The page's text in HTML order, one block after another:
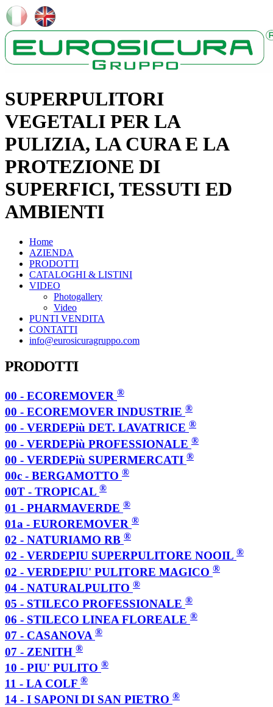
SUPERPULITORI
VEGETALI PER LA
PULIZIA, LA CURA E LA
PROTEZIONE DI
SUPERFICI, TESSUTI ED
AMBIENTI
Home
AZIENDA
PRODOTTI
CATALOGHI & LISTINI
VIDEO
Photogallery
Video
PUNTI VENDITA
CONTATTI
info@eurosicuragruppo.com
PRODOTTI
00 - ECOREMOVER ®
00 - ECOREMOVER INDUSTRIE ®
00 - VERDEPiù DET. LAVATRICE ®
00 - VERDEPiù PROFESSIONALE ®
00 - VERDEPiù SUPERMERCATI ®
00c - BERGAMOTTO ®
00T - TROPICAL ®
01 - PHARMAVERDE ®
01a - EUROREMOVER ®
02 - NATURIAMO RB ®
02 - VERDEPIU SUPERPULITORE NOOIL ®
02 - VERDEPIU' PULITORE MAGICO ®
04 - NATURALPULITO ®
05 - STILECO PROFESSIONALE ®
06 - STILECO LINEA FLOREALE ®
07 - CASANOVA ®
07 - ZENITH ®
10 - PIU' PULITO ®
11 - LA COLF ®
14 - I SAPONI DI SAN PIETRO ®